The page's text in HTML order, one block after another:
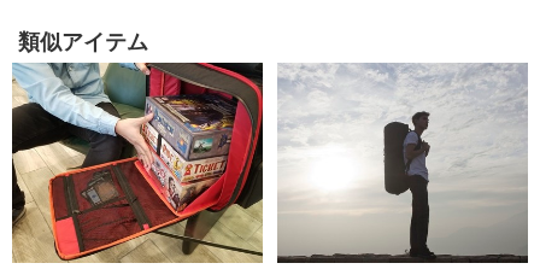
類似アイテム